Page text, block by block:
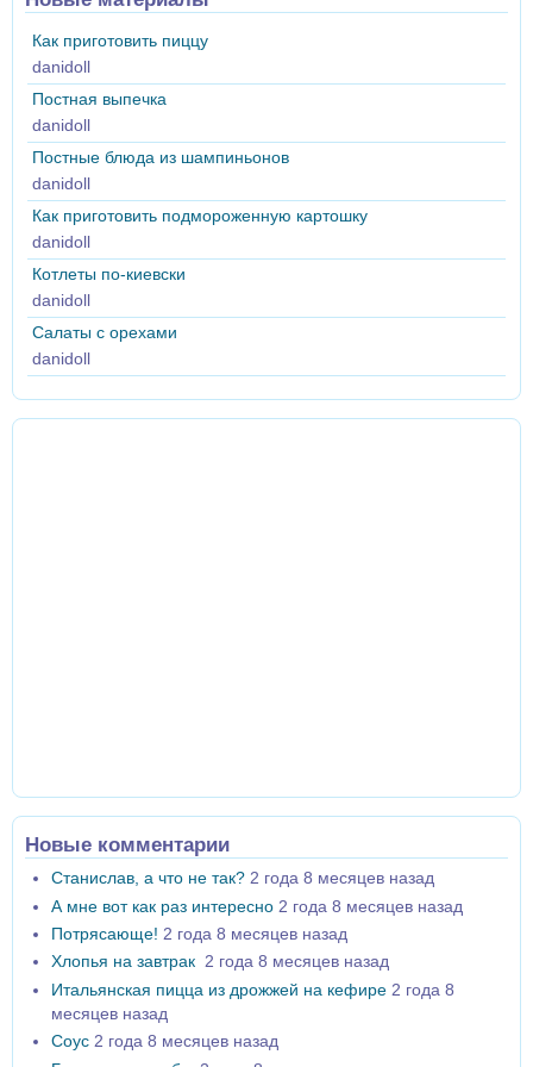
Как приготовить пиццу
danidoll
Постная выпечка
danidoll
Постные блюда из шампиньонов
danidoll
Как приготовить подмороженную картошку
danidoll
Котлеты по-киевски
danidoll
Салаты с орехами
danidoll
Новые комментарии
Станислав, а что не так? 2 года 8 месяцев назад
А мне вот как раз интересно 2 года 8 месяцев назад
Потрясающе! 2 года 8 месяцев назад
Хлопья на завтрак 2 года 8 месяцев назад
Итальянская пицца из дрожжей на кефире 2 года 8
месяцев назад
Соус 2 года 8 месяцев назад